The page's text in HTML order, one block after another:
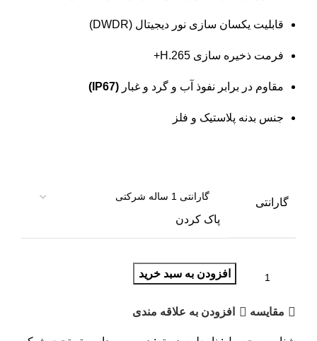
قابلیت یکسان سازی نور دیجیتال (DWDR)
فرمت ذخیره سازی H.265+
مقاوم در برابر نفوذ آب و گرد و غبار (IP67)
جنس بدنه پلاستیک و فلز
گارانتی
پاک کردن
افزودن به سبد خرید
مقایسه افزودن به علاقه مندی